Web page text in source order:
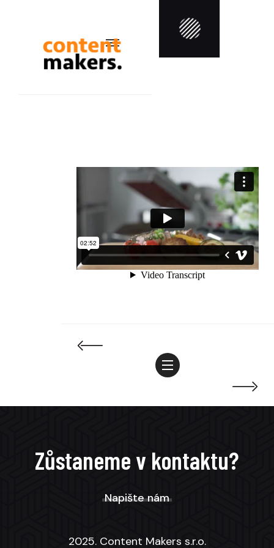
Zůstaneme v kontaktu?
Napište nám
2025. Content Makers s.r.o.